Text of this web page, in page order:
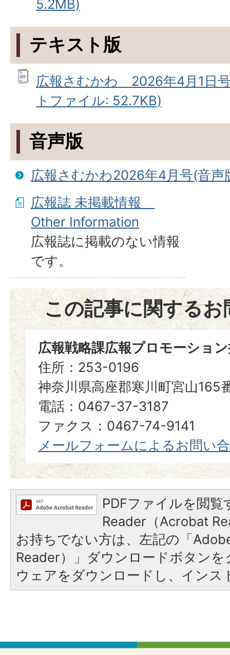
5.2MB)
テキスト版
広報さむかわ 2026年4月1日
トファイル: 52.7KB)
音声版
広報さむかわ2026年4月号(音声
広報誌 未掲載情報
Other Information
広報誌に掲載のない情報
です。
この記事に関するお
広報戦略課広報プロモーショ
住所：253-0196
神奈川県高座郡寒川町宮山165
電話：0467-37-3187
ファクス：0467-74-9141
メールフォームによるお問い
PDFファイルを閲
Reader（Acrobat
お持ちでない方は、左記の「
Reader）」ダウンロードボタン
ウェアをダウンロードし、インス